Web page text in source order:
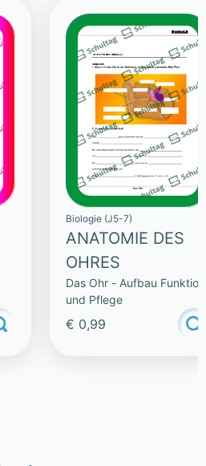
Biologie (J5-7)
ANATOMIE DES
OHRES
Das Ohr - Aufbau Funktion
und Pflege
€ 0,99